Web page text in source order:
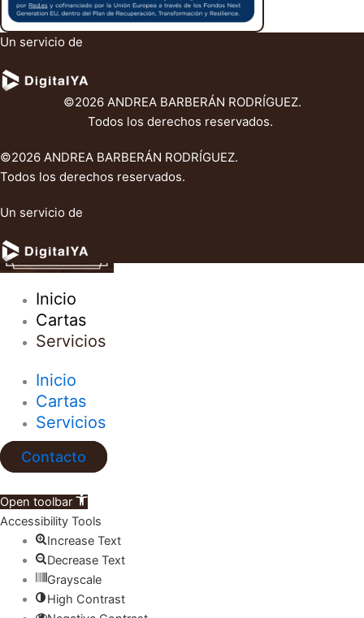
Un servicio de
©2026 ANDREA BARBERÁN RODRÍGUEZ.
Todos los derechos reservados.
©2026 ANDREA BARBERÁN RODRÍGUEZ.
Todos los derechos reservados.
Un servicio de
Inicio
Cartas
Servicios
Inicio
Cartas
Servicios
Contacto
Open toolbar
Accessibility Tools
Increase Text
Decrease Text
Grayscale
High Contrast